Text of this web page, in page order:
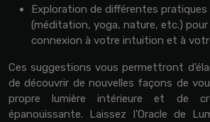
Exploration de différentes pratiques
(méditation, yoga, nature, etc.)
connexion à votre intuition et à
Ces suggestions vous permettront
de découvrir de nouvelles façons de
propre lumière intérieure et de
épanouissante. Laissez l’Oracle de